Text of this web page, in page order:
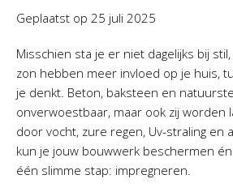
Geplaatst op 25 juli 2025
Misschien sta je er niet dagelijks bij
zon hebben meer invloed op je huis,
je denkt. Beton, baksteen en
onverwoestbaar, maar ook zij worden
door vocht, zure regen, Uv-straling en
kun je jouw bouwwerk beschermen
één slimme stap: impregneren.